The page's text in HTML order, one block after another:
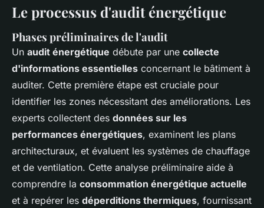
Le processus d'audit énergétique
Phases préliminaires de l'audit
Un audit énergétique débute par une collecte
d'informations essentielles concernant le bâtiment à
auditer. Cette première étape est cruciale pour
identifier les zones nécessitant des améliorations. Les
experts collectent des données sur les
performances énergétiques, examinent les plans
architecturaux, et évaluent les systèmes de chauffage
et de ventilation. Cette analyse préliminaire aide à
comprendre la consommation énergétique actuelle
et à repérer les déperditions thermiques, fournissant